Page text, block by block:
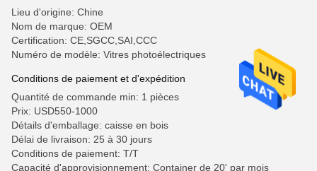
Lieu d'origine: Chine
Nom de marque: OEM
Certification: CE,SGCC,SAI,CCC
Numéro de modèle: Vitres photoélectriques
Conditions de paiement et d'expédition
Quantité de commande min: 1 pièces
Prix: USD550-1000
Détails d'emballage: caisse en bois
Délai de livraison: 25 à 30 jours
Conditions de paiement: T/T
Capacité d'approvisionnement: Container de 20' par mois